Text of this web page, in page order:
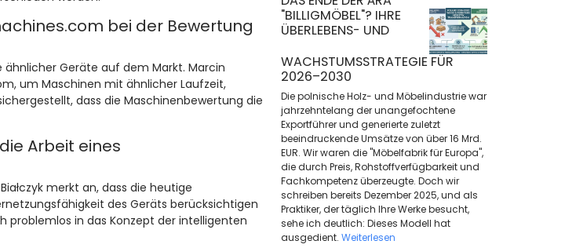
bei der Bewertung
Geräte auf dem Markt. Marcin
um Maschinen mit ähnlicher Laufzeit,
dass die Maschinenbewertung die
Arbeit eines
merkt an, dass die heutige
des Geräts berücksichtigen
problemlos in das Konzept der intelligenten
"BILLIGMÖBEL"? IHRE
ÜBERLEBENS- UND
WACHSTUMSSTRATEGIE FÜR
2026–2030
Die polnische Holz- und Möbelindustrie war
jahrzehntelang der unangefochtene
Exportführer und generierte zuletzt
beeindruckende Umsätze von über 16 Mrd.
EUR. Wir waren die "Möbelfabrik für Europa",
die durch Preis, Rohstoffverfügbarkeit und
Fachkompetenz überzeugte. Doch wir
schreiben bereits Dezember 2025, und als
Praktiker, der täglich Ihre Werke besucht,
sehe ich deutlich: Dieses Modell hat
ausgedient. Weiterlesen